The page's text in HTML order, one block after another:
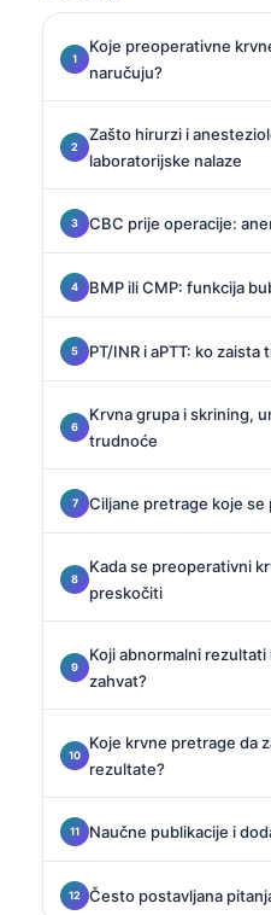
Koje preoperativne
naručuju?
Zašto hirurzi i
laboratorijske nalaze
CBC prije operacije:
BMP ili CMP: funkcija
PT/INR i aPTT: ko
Krvna grupa i skrining,
trudnoće
Ciljane pretrage koje se
Kada se preoperativni
preskočiti
Koji abnormalni
zahvat?
Koje krvne pretrage da
rezultate?
Naučne publikacije i
Često postavljana